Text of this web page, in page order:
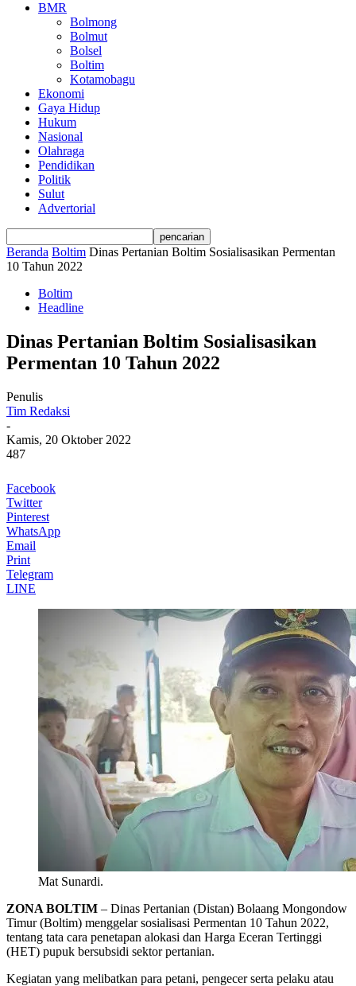
BMR
Bolmong
Bolmut
Bolsel
Boltim
Kotamobagu
Ekonomi
Gaya Hidup
Hukum
Nasional
Olahraga
Pendidikan
Politik
Sulut
Advertorial
Beranda Boltim Dinas Pertanian Boltim Sosialisasikan Permentan
10 Tahun 2022
Boltim
Headline
Dinas Pertanian Boltim Sosialisasikan
Permentan 10 Tahun 2022
Penulis
Tim Redaksi
-
Kamis, 20 Oktober 2022
487
Facebook
Twitter
Pinterest
WhatsApp
Email
Print
Telegram
LINE
Mat Sunardi.
ZONA BOLTIM – Dinas Pertanian (Distan) Bolaang Mongondow
Timur (Boltim) menggelar sosialisasi Permentan 10 Tahun 2022,
tentang tata cara penetapan alokasi dan Harga Eceran Tertinggi
(HET) pupuk bersubsidi sektor pertanian.
Kegiatan yang melibatkan para petani, pengecer serta pelaku atau